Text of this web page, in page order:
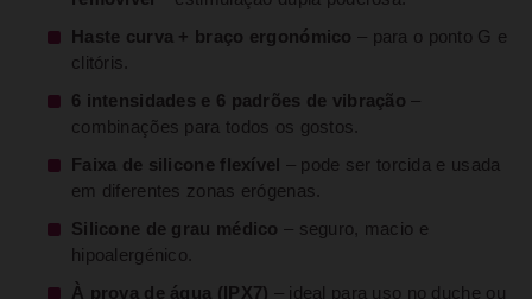
Haste curva + braço ergonómico – para o ponto G e
clitóris.
6 intensidades e 6 padrões de vibração –
combinações para todos os gostos.
Faixa de silicone flexível
– pode ser torcida e usada
em diferentes zonas erógenas.
Silicone de grau médico – seguro, macio e
hipoalergénico.
À prova de água (IPX7) – ideal para uso no duche ou